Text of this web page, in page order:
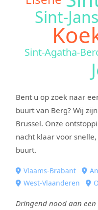
Sint-
Sint-Agatha-
Bent u op zoek naar
buurt van Berg? Wij
Brussel. Onze
nacht klaar voor
buurt.
Vlaams-Brabant
West-Vlaanderen
Dringend nood aan